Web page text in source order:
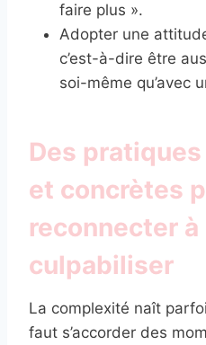
faire plus ».
Adopter une
c’est-à-dire être
soi-même qu’avec
Des
et concrètes
reconnecter à
culpabiliser
La complexité naît
faut s’accorder des